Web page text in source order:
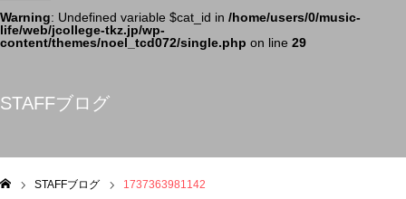
Warning: Undefined variable $cat_id in /home/users/0/music-
life/web/jcollege-tkz.jp/wp-
content/themes/noel_tcd072/single.php on line 29
STAFFブログ
STAFFブログ 1737363981142